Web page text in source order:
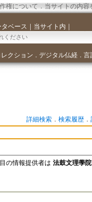
権について．当サイトの内容
ベース ｜ 当サイト内 ｜
クション ． デジタル仏経． 言
詳細検索． 検索履歴．
の情報提供者は 法鼓文理學